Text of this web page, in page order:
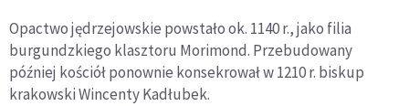
Opactwo jędrzejowskie powstało ok. 1140 r., jako filia
burgundzkiego klasztoru Morimond. Przebudowany
później kościół ponownie konsekrował w 1210 r. biskup
krakowski Wincenty Kadłubek.